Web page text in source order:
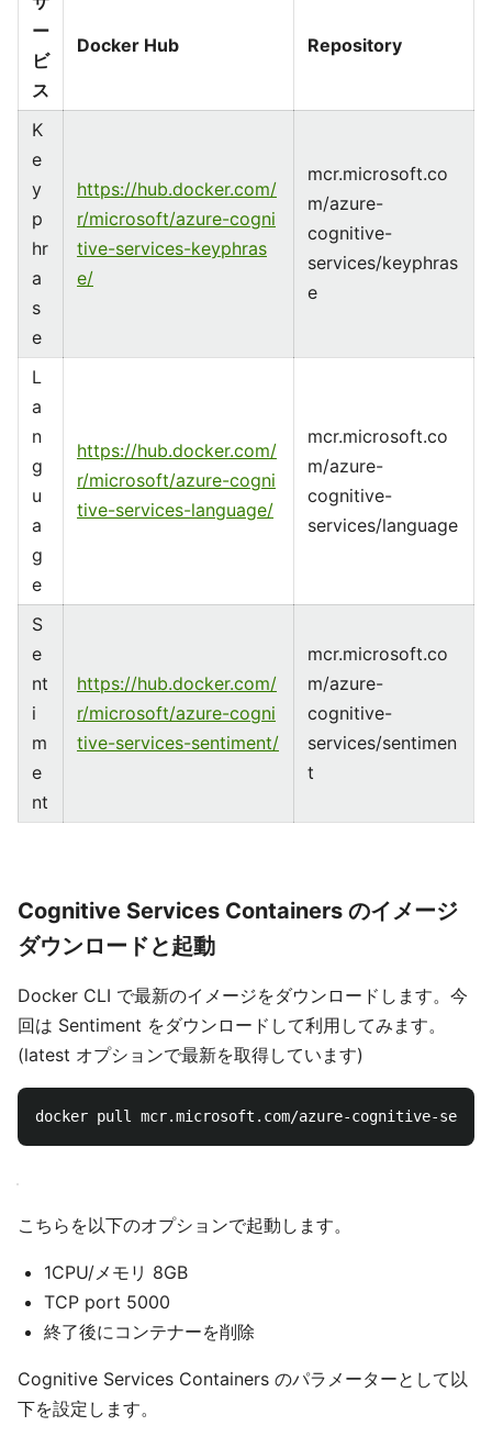
ー
ビ
ス
Docker Hub Repository
K
e
y
p
hr
a
s
e
https://hub.docker.com/
r/microsoft/azure-cogni
tive-services-keyphras
e/
mcr.microsoft.co
m/azure-
cognitive-
services/keyphras
e
L
a
n
g
u
a
g
e
https://hub.docker.com/
r/microsoft/azure-cogni
tive-services-language/
mcr.microsoft.co
m/azure-
cognitive-
services/language
S
e
nt
i
m
e
nt
https://hub.docker.com/
r/microsoft/azure-cogni
tive-services-sentiment/
mcr.microsoft.co
m/azure-
cognitive-
services/sentimen
t
Cognitive Services Containers のイメージ
ダウンロードと起動
Docker CLI で最新のイメージをダウンロードします。今
回は Sentiment をダウンロードして利用してみます。
(latest オプションで最新を取得しています)
こちらを以下のオプションで起動します。
1CPU/メモリ 8GB
TCP port 5000
終了後にコンテナーを削除
Cognitive Services Containers のパラメーターとして以
下を設定します。